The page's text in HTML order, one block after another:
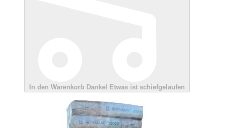
In den Warenkorb Danke! Etwas ist schiefgelaufen